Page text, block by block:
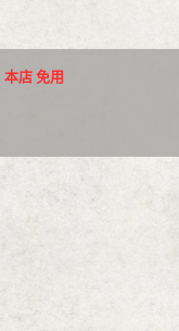
本店 免用